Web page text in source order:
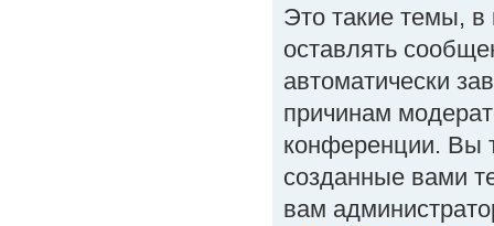
Это такие темы, в
оставлять
автоматически
причинам
конференции. Вы
созданные вами
вам